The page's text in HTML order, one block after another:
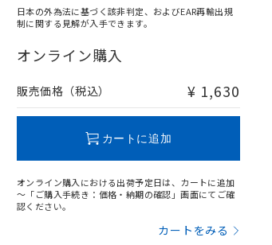
日本の外為法に基づく該非判定、およびEAR再輸出規
制に関する見解が入手できます。
オンライン購入
販売価格（税込） ¥ 1,630
カートに追加
オンライン購入における出荷予定日は、カートに追加
～「ご購入手続き：価格・納期の確認」画面にてご確
認ください。
カートをみる